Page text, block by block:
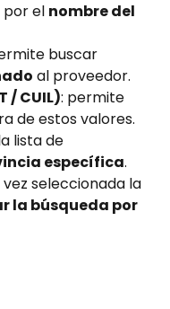
el nombre del
buscar
al proveedor.
/ CUIL): permite
de estos valores.
lista de
específica.
seleccionada la
la búsqueda por